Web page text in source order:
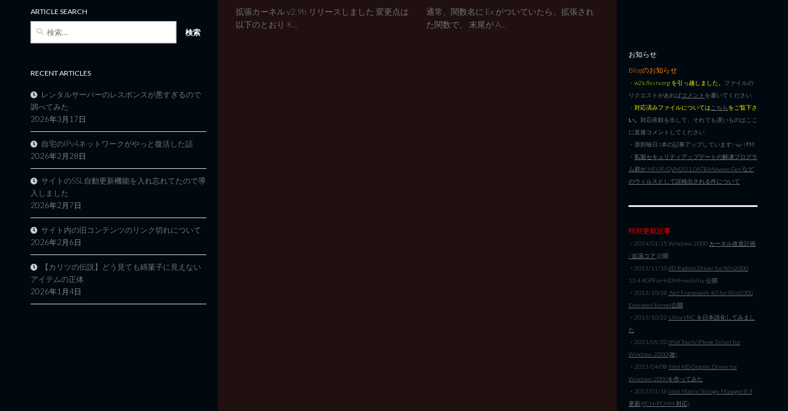
拡張カーネル v2.9h リリースしました 変更点は
以下のとおり K...
通常、関数名に Ex がついていたら、拡張され
た関数で、 末尾が A...
ARTICLE SEARCH
RECENT ARTICLES
レンタルサーバーのレスポンスが悪すぎるので
調べてみた
2026年3月17日
自宅のIPv4ネットワークがやっと復活した話
2026年2月28日
サイトのSSL自動更新機能を入れ忘れてたので導
入しました
2026年2月7日
サイト内の旧コンテンツのリンク切れについて
2026年2月6日
【カリツの伝説】どう見ても綿菓子に見えない
アイテムの正体
2026年1月4日
お知らせ
Blogのお知らせ
・ w2k.flxsrv.org を引っ越しました。 ファイルの
リクエストがあればコメント を書いてください
・ 対応済みファイルについては こちらをご覧下さ
い。 対応依頼を出して、それでも遅いものはここ
に直接コメントしてください
・原則毎日1本の記事アップしています|･ω･)ﾁﾗﾘ
・ 私製セキュリティアップデートの解凍プログラ
ム群が HEUR/QVM20.1.0A7B.Malware.Gen など
のウィルスとして誤検出される件について
特別更新記事
・2014/01/15 Windows 2000 カーネル改造計画
/ 拡張コア 公開
・2013/11/10ATI Radeon Driver for Win2000
13.4 AGPFix+HDMI+mobility 公開
・2013/10/28 .Net Framework 4.0 for Win2000
Extended Kernel公開
・2013/10/22 Ultra VNC を日本語化してみまし
た
・2013/05/20 iPod Touch/iPhone Driver for
Windows 2000(改)
・2013/04/08 Intel HD Graphic Driver for
Windows 2000を作ってみた
・2013/01/18 Intel Matrix Storage Manager 8.9
更新(PCH/PCHM 対応)